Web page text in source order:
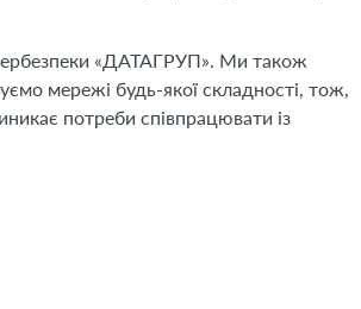
«ДАТАГРУП». Ми також
мережі будь-якої складності, тож,
потреби співпрацювати із